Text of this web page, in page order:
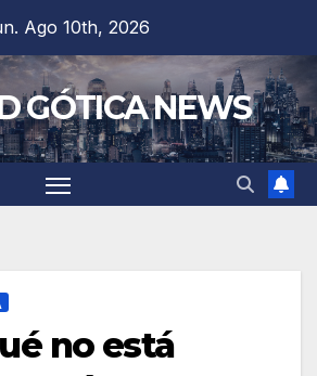
Ago 10th, 2026
GÓTICA NEWS
no está